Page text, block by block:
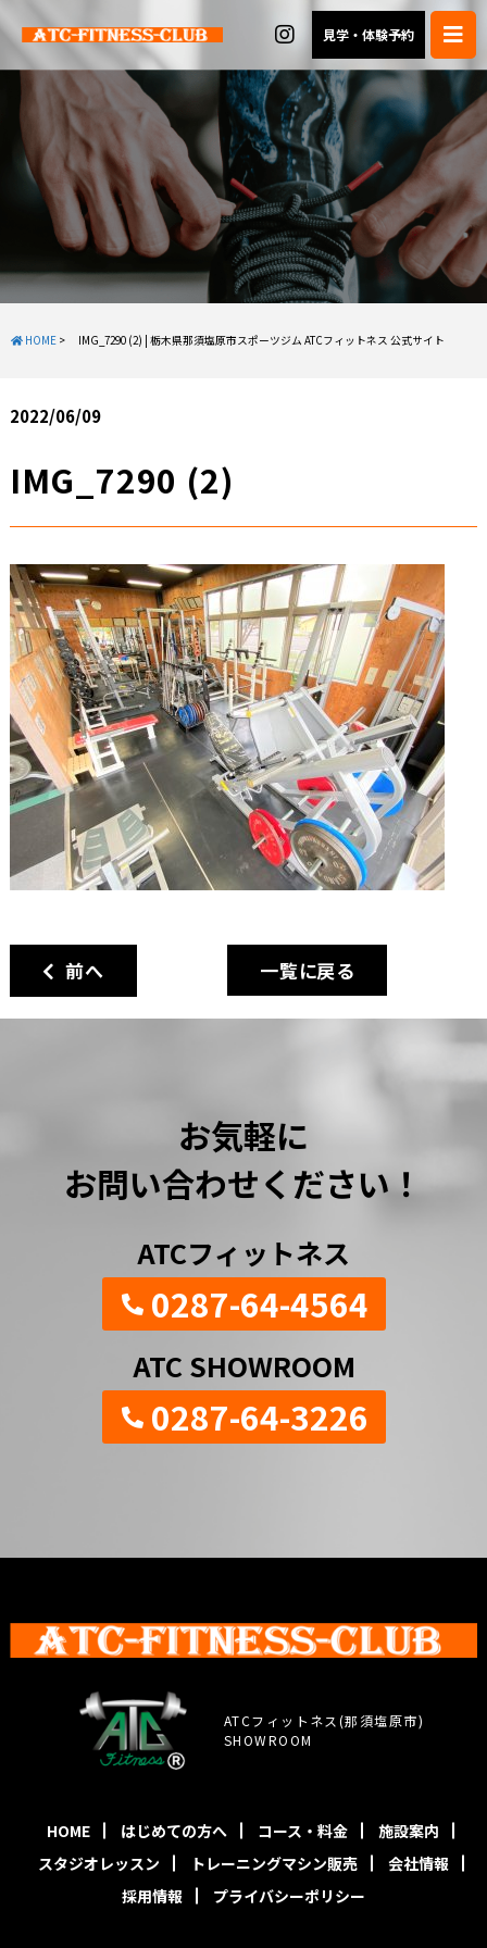
見学・体験予約
HOME > IMG_7290 (2) | 栃木県那須塩原市スポーツジム ATCフィットネス 公式サイト
2022/06/09
IMG_7290 (2)
前へ 一覧に戻る
お気軽に
お問い合わせください！
ATCフィットネス
0287-64-4564
ATC SHOWROOM
0287-64-3226
ATCフィットネス(那須塩原市)
SHOWROOM
HOME はじめての方へ コース・料金
施設案内
スタジオレッスン
トレーニングマシン販売
会社情報
採用情報
プライバシーポリシー